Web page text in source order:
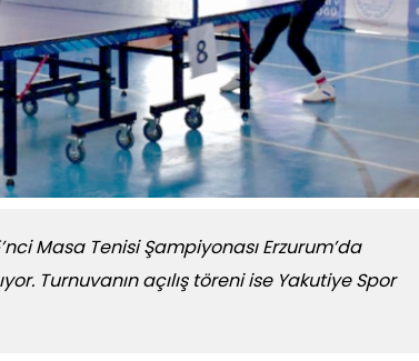
Masa Tenisi Şampiyonası Erzurum’da
Turnuvanın açılış töreni ise Yakutiye Spor